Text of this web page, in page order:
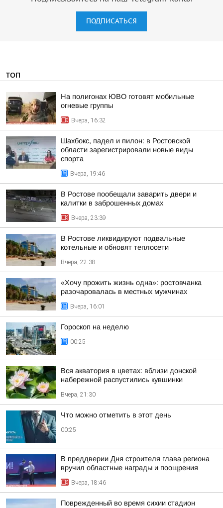
ПОДПИСАТЬСЯ
ТОП
На полигонах ЮВО готовят мобильные
огневые группы
Вчера, 16:32
Шахбокс, падел и пилон: в Ростовской
области зарегистрировали новые виды
спорта
Вчера, 19:46
В Ростове пообещали заварить двери и
калитки в заброшенных домах
Вчера, 23:39
В Ростове ликвидируют подвальные
котельные и обновят теплосети
Вчера, 22:38
«Хочу прожить жизнь одна»: ростовчанка
разочаровалась в местных мужчинах
Вчера, 16:01
Гороскоп на неделю
00:25
Вся акватория в цветах: вблизи донской
набережной распустились кувшинки
Вчера, 21:30
Что можно отметить в этот день
00:25
В преддверии Дня строителя глава региона
вручил областные награды и поощрения
Вчера, 18:46
Поврежденный во время сихии стадион